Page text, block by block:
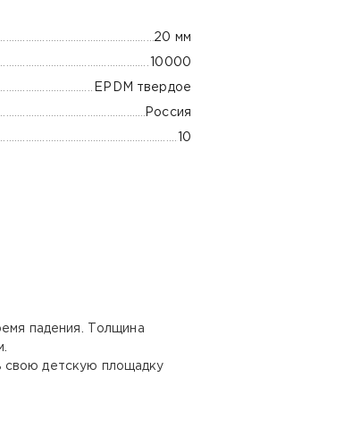
20 мм
10000
EPDM твердое
Россия
10
падения. Толщина
свою детскую площадку